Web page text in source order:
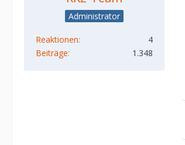
Administrator
Reaktionen
4
Beiträge
1.348